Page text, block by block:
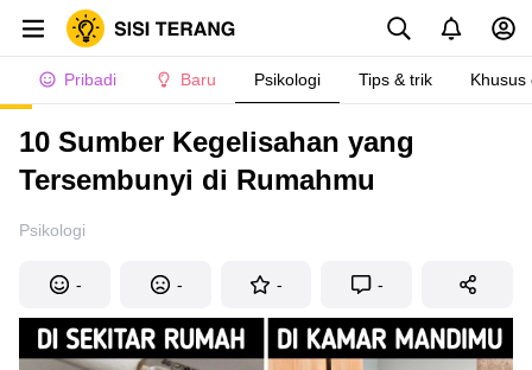
Pribadi Baru Psikologi Tips & trik Khusus
10 Sumber Kegelisahan yang
Tersembunyi di Rumahmu
Psikologi
- - - -